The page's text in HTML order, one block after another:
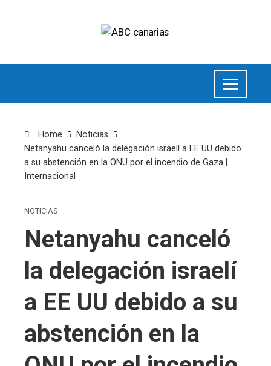
Home
Noticias
Netanyahu canceló la delegación israelí a EE UU debido
a su abstención en la ONU por el incendio de Gaza |
Internacional
NOTICIAS
Netanyahu canceló
la delegación israelí
a EE UU debido a su
abstención en la